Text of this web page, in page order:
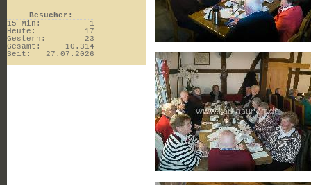
Besucher:
15 Min:
1
Heute:
17
Gestern:
23
Gesamt:
10.314
Seit:
27.07.2026